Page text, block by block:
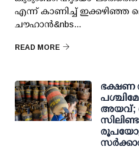
എന്ന് കാണിച്ച് ഇക്കഴിഞ്ഞ
ചൗഹാന്‍&nbs...
READ MORE
ഭക്ഷണ
അയവ്;